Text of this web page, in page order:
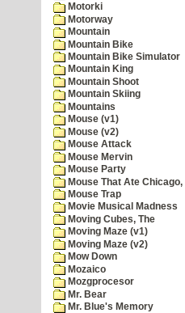
Motorki
Motorway
Mountain
Mountain Bike
Mountain Bike Simulator
Mountain King
Mountain Shoot
Mountain Skiing
Mountains
Mouse (v1)
Mouse (v2)
Mouse Attack
Mouse Mervin
Mouse Party
Mouse That Ate Chicago,
Mouse Trap
Movie Musical Madness
Moving Cubes, The
Moving Maze (v1)
Moving Maze (v2)
Mow Down
Mozaico
Mozgprocesor
Mr. Bear
Mr. Blue's Memory